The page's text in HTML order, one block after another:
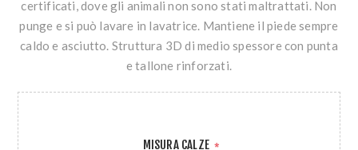
certificati, dove gli animali non sono stati maltrattati. Non
punge e si può lavare in lavatrice. Mantiene il piede sempre
caldo e asciutto. Struttura 3D di medio spessore con punta
e tallone rinforzati.
MISURA CALZE *